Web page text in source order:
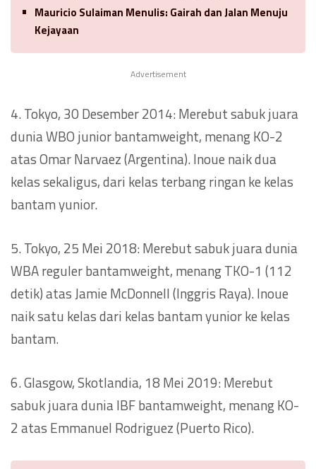
Mauricio Sulaiman Menulis: Gairah dan Jalan Menuju
Kejayaan
Advertisement
4. Tokyo, 30 Desember 2014: Merebut sabuk juara
dunia WBO junior bantamweight, menang KO-2
atas Omar Narvaez (Argentina). Inoue naik dua
kelas sekaligus, dari kelas terbang ringan ke kelas
bantam yunior.
5. Tokyo, 25 Mei 2018: Merebut sabuk juara dunia
WBA reguler bantamweight, menang TKO-1 (112
detik) atas Jamie McDonnell (Inggris Raya). Inoue
naik satu kelas dari kelas bantam yunior ke kelas
bantam.
6. Glasgow, Skotlandia, 18 Mei 2019: Merebut
sabuk juara dunia IBF bantamweight, menang KO-
2 atas Emmanuel Rodriguez (Puerto Rico).